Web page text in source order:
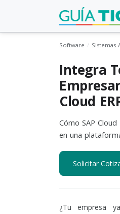
Software Sistemas
Integra
Cloud
Cómo SAP
en una
Solicitar
¿Tu empresa